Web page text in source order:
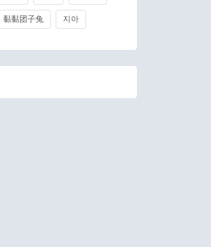
黏黏团子兔 지아